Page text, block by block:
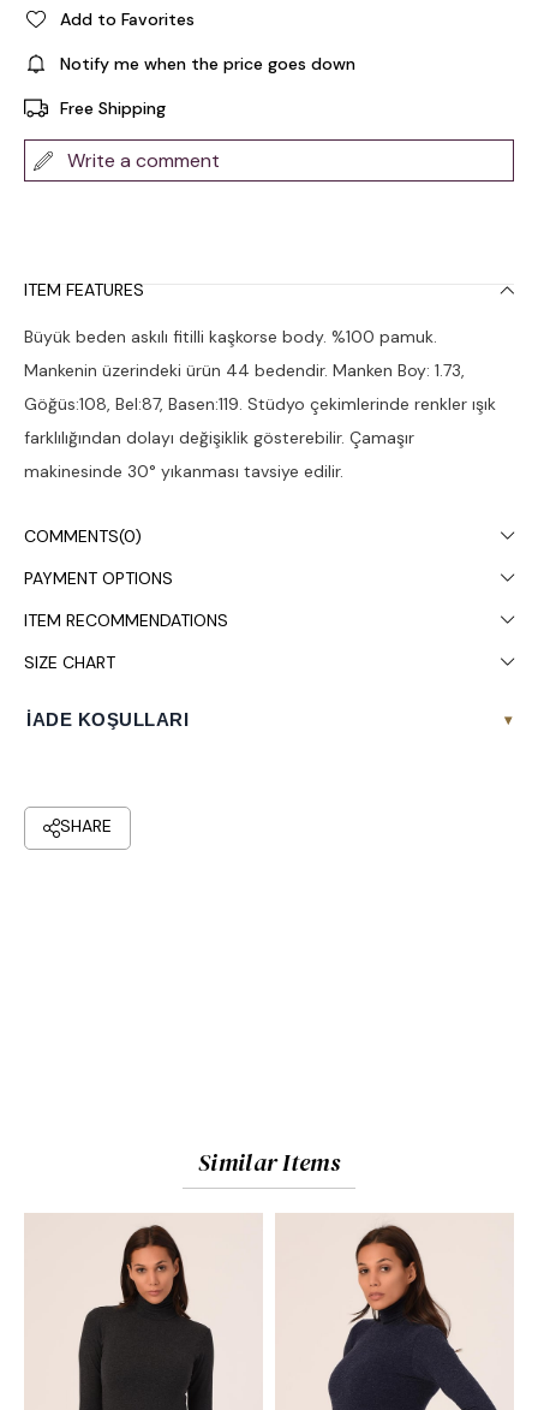
Add to Favorites
Notify me when the price goes down
Free Shipping
Write a comment
ITEM FEATURES
Büyük beden askılı fitilli kaşkorse body. %100 pamuk.
Mankenin üzerindeki ürün 44 bedendir. Manken Boy: 1.73,
Göğüs:108, Bel:87, Basen:119. Stüdyo çekimlerinde renkler ışık
farklılığından dolayı değişiklik gösterebilir. Çamaşır
makinesinde 30° yıkanması tavsiye edilir.
COMMENTS(0)
PAYMENT OPTIONS
ITEM RECOMMENDATIONS
SIZE CHART
İADE KOŞULLARI ▾
Similar Items